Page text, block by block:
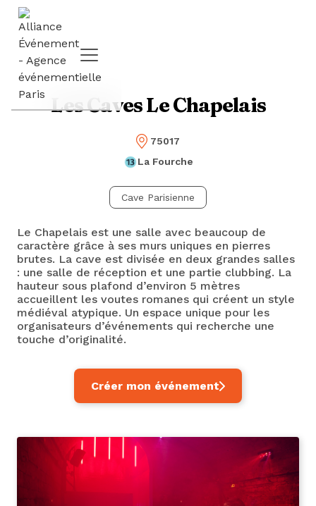
Les Caves Le Chapelais
75017
La Fourche
Cave Parisienne
Le Chapelais est une salle avec beaucoup de
caractère grâce à ses murs uniques en pierres
brutes. La cave est divisée en deux grandes salles
: une salle de réception et une partie clubbing. La
hauteur sous plafond d’environ 5 mètres
accueillent les voutes romanes qui créent un style
médiéval atypique. Un espace unique pour les
organisateurs d’événements qui recherche une
touche d’originalité.
Créer mon événement